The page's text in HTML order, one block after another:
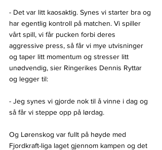
- Det var litt kaosaktig. Synes vi starter bra og
har egentlig kontroll på matchen. Vi spiller
vårt spill, vi får pucken forbi deres
aggressive press, så får vi mye utvisninger
og taper litt momentum og stresser litt
unødvendig, sier Ringerikes Dennis Ryttar
og legger til:
- Jeg synes vi gjorde nok til å vinne i dag og
så får vi steppe opp på lørdag.
Og Lørenskog var fullt på høyde med
Fjordkraft-liga laget gjennom kampen og det